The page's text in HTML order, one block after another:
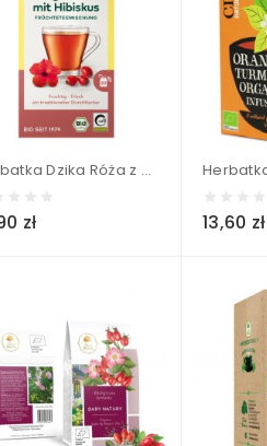
Herbatka Dzika Róża z Hibiskusem BIO (20 x 2,5 g) - LEBENSBAUM 50 g
zł 13,60 zł